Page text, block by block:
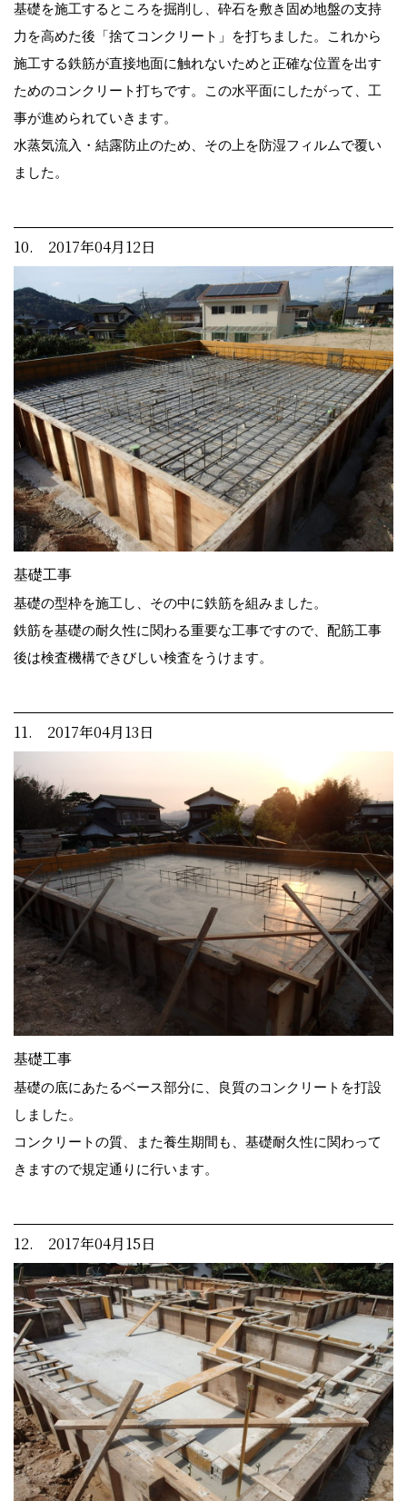
基礎を施工するところを掘削し、砕石を敷き固め地盤の支持
力を高めた後「捨てコンクリート」を打ちました。これから
施工する鉄筋が直接地面に触れないためと正確な位置を出す
ためのコンクリート打ちです。この水平面にしたがって、工
事が進められていきます。
水蒸気流入・結露防止のため、その上を防湿フィルムで覆い
ました。
10. 2017年04月12日
基礎工事
基礎の型枠を施工し、その中に鉄筋を組みました。
鉄筋を基礎の耐久性に関わる重要な工事ですので、配筋工事
後は検査機構できびしい検査をうけます。
11. 2017年04月13日
基礎工事
基礎の底にあたるベース部分に、良質のコンクリートを打設
しました。
コンクリートの質、また養生期間も、基礎耐久性に関わって
きますので規定通りに行います。
12. 2017年04月15日